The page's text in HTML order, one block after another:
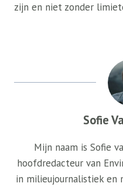
zijn en niet zonder
Sofie
Mijn naam is Sofie
hoofdredacteur van
in milieujournalistiek en